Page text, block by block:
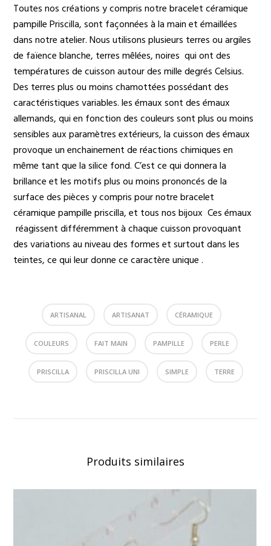
Toutes nos créations y compris notre bracelet céramique
pampille Priscilla, sont façonnées à la main et émaillées
dans notre atelier. Nous utilisons plusieurs terres ou argiles
de faïence blanche, terres mêlées, noires qui ont des
températures de cuisson autour des mille degrés Celsius.
Des terres plus ou moins chamottées possédant des
caractéristiques variables. les émaux sont des émaux
allemands, qui en fonction des couleurs sont plus ou moins
sensibles aux paramètres extérieurs, la cuisson des émaux
provoque un enchainement de réactions chimiques en
même tant que la silice fond. C’est ce qui donnera la
brillance et les motifs plus ou moins prononcés de la
surface des pièces y compris pour notre bracelet
céramique pampille priscilla, et tous nos bijoux Ces émaux
réagissent différemment à chaque cuisson provoquant
des variations au niveau des formes et surtout dans les
teintes, ce qui leur donne ce caractère unique .
ARTISANAL ARTISANAT CÉRAMIQUE
COULEURS FAIT MAIN PAMPILLE PERLE
PRISCILLA PRISCILLA UNI SIMPLE TERRE
Produits similaires